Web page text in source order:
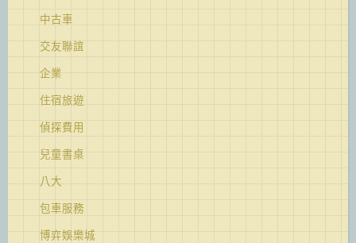
中古車
交友聯誼
企業
住宿旅遊
偵探費用
兒童書桌
八大
包車服務
博弈娛樂城